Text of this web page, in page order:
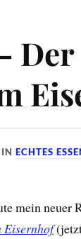
Der
INECHTES
mein neuer
Eisernhof